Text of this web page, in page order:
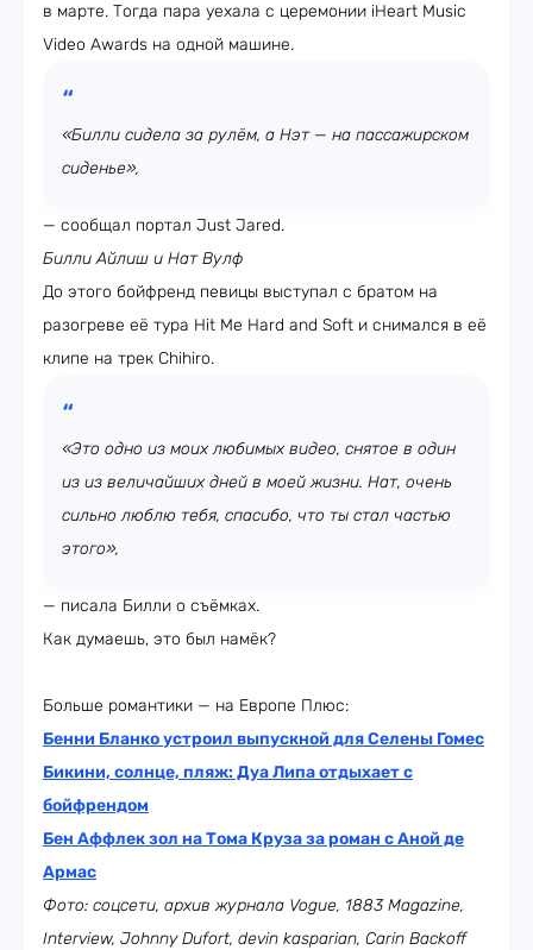
в марте. Тогда пара уехала с церемонии iHeart Music
Video Awards на одной машине.
«Билли сидела за рулём, а Нэт — на пассажирском
сиденье»,
— сообщал портал Just Jared.
Билли Айлиш и Нат Вулф
До этого бойфренд певицы выступал с братом на
разогреве её тура Hit Me Hard and Soft и снимался в её
клипе на трек Chihiro.
«Это одно из моих любимых видео, снятое в один
из из величайших дней в моей жизни. Нат, очень
сильно люблю тебя, спасибо, что ты стал частью
этого»,
— писала Билли о съёмках.
Как думаешь, это был намёк?
Больше романтики — на Европе Плюс:
Бенни Бланко устроил выпускной для Селены Гомес
Бикини, солнце, пляж: Дуа Липа отдыхает с
бойфрендом
Бен Аффлек зол на Тома Круза за роман с Аной де
Армас
Фото: соцсети, архив журнала Vogue, 1883 Magazine,
Interview, Johnny Dufort, devin kasparian, Carin Backoff